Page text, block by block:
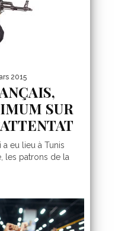
2015
SUR
a eu lieu à Tunis
les patrons de la